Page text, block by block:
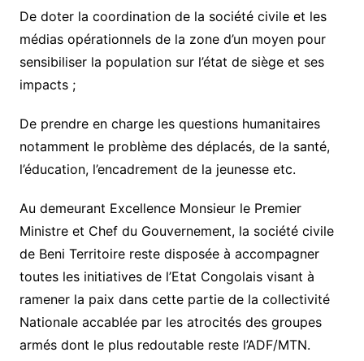
De doter la coordination de la société civile et les
médias opérationnels de la zone d’un moyen pour
sensibiliser la population sur l’état de siège et ses
impacts ;
De prendre en charge les questions humanitaires
notamment le problème des déplacés, de la santé,
l’éducation, l’encadrement de la jeunesse etc.
Au demeurant Excellence Monsieur le Premier
Ministre et Chef du Gouvernement, la société civile
de Beni Territoire reste disposée à accompagner
toutes les initiatives de l’Etat Congolais visant à
ramener la paix dans cette partie de la collectivité
Nationale accablée par les atrocités des groupes
armés dont le plus redoutable reste l’ADF/MTN.